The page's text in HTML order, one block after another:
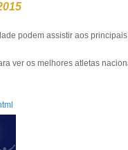
podem assistir aos
ver os melhores atletas